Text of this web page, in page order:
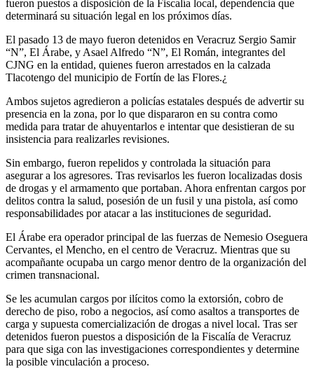
fueron puestos a disposición de la Fiscalía local, dependencia que
determinará su situación legal en los próximos días.
El pasado 13 de mayo fueron detenidos en Veracruz Sergio Samir
“N”, El Árabe, y Asael Alfredo “N”, El Román, integrantes del
CJNG en la entidad, quienes fueron arrestados en la calzada
Tlacotengo del municipio de Fortín de las Flores.¿
Ambos sujetos agredieron a policías estatales después de advertir su
presencia en la zona, por lo que dispararon en su contra como
medida para tratar de ahuyentarlos e intentar que desistieran de su
insistencia para realizarles revisiones.
Sin embargo, fueron repelidos y controlada la situación para
asegurar a los agresores. Tras revisarlos les fueron localizadas dosis
de drogas y el armamento que portaban. Ahora enfrentan cargos por
delitos contra la salud, posesión de un fusil y una pistola, así como
responsabilidades por atacar a las instituciones de seguridad.
El Árabe era operador principal de las fuerzas de Nemesio Oseguera
Cervantes, el Mencho, en el centro de Veracruz. Mientras que su
acompañante ocupaba un cargo menor dentro de la organización del
crimen transnacional.
Se les acumulan cargos por ilícitos como la extorsión, cobro de
derecho de piso, robo a negocios, así como asaltos a transportes de
carga y supuesta comercialización de drogas a nivel local. Tras ser
detenidos fueron puestos a disposición de la Fiscalía de Veracruz
para que siga con las investigaciones correspondientes y determine
la posible vinculación a proceso.